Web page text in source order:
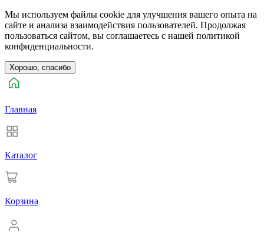
Мы используем файлы cookie для улучшения вашего опыта на
сайте и анализа взаимодействия пользователей. Продолжая
пользоваться сайтом, вы соглашаетесь с нашей политикой
конфиденциальности.
Хорошо, спасибо
Главная
Каталог
Корзина